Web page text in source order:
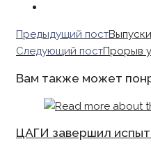
Read
more
Предыдущий пост
Следующий постПрорыв
Вам также может
ЦАГИ завершил